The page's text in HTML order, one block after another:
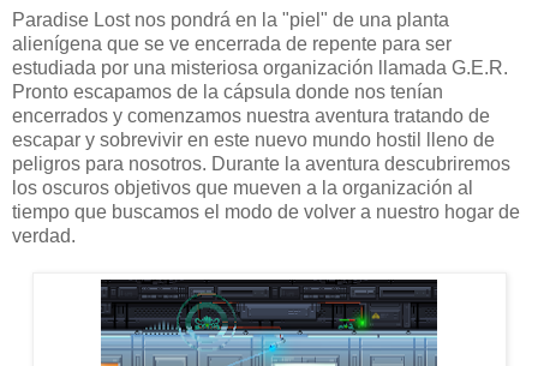
Paradise Lost nos pondrá en la "piel" de una planta
alienígena que se ve encerrada de repente para ser
estudiada por una misteriosa organización llamada G.E.R.
Pronto escapamos de la cápsula donde nos tenían
encerrados y comenzamos nuestra aventura tratando de
escapar y sobrevivir en este nuevo mundo hostil lleno de
peligros para nosotros. Durante la aventura descubriremos
los oscuros objetivos que mueven a la organización al
tiempo que buscamos el modo de volver a nuestro hogar de
verdad.